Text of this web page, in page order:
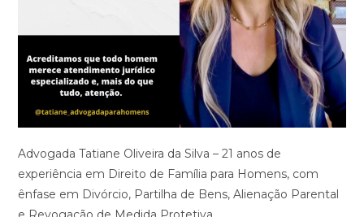
Advogada Tatiane Oliveira da Silva – 21 anos de
experiência em Direito de Família para Homens, com
ênfase em Divórcio, Partilha de Bens, Alienação Parental